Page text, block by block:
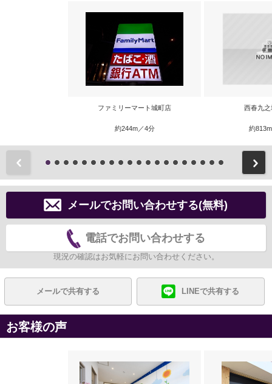
ファミリーマート城町店
約244m／4分
西春九
約
メールでお問い合わせする(無料)
電話でお問い合わせする
現況の確認はお気軽にお問い合わせください。
メールで共有する LINEで共有する
お客様の声